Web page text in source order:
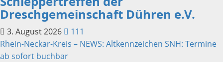
Dreschgemeinschaft Dühren e.V.
3. August 2026
111
Rhein-Neckar-Kreis – NEWS: Altkennzeichen SNH: Termine
ab sofort buchbar